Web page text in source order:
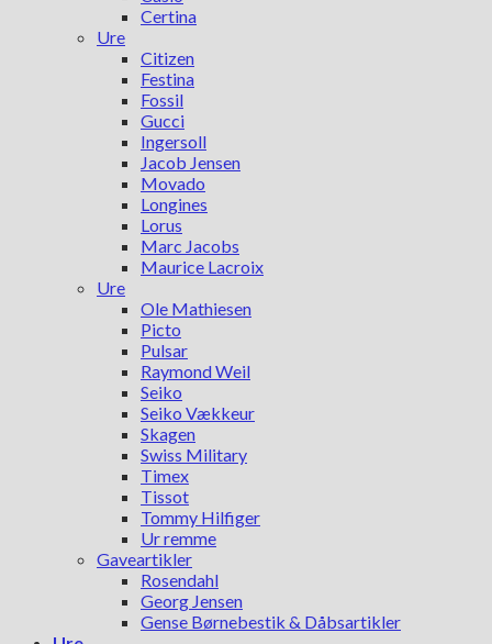
Certina
Ure
Citizen
Festina
Fossil
Gucci
Ingersoll
Jacob Jensen
Movado
Longines
Lorus
Marc Jacobs
Maurice Lacroix
Ure
Ole Mathiesen
Picto
Pulsar
Raymond Weil
Seiko
Seiko Vækkeur
Skagen
Swiss Military
Timex
Tissot
Tommy Hilfiger
Ur remme
Gaveartikler
Rosendahl
Georg Jensen
Gense Børnebestik & Dåbsartikler